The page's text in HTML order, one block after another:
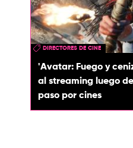
DIRECTORES DE CINE
'Avatar: Fuego y
al streaming luego
paso por cines